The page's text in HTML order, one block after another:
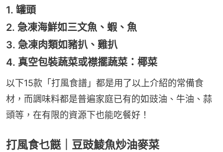
1. 罐頭
2. 急凍海鮮如三文魚、蝦、魚
3. 急凍肉類如豬扒、雞扒
4. 真空包裝蔬菜或襟擺蔬菜：椰菜
以下15款「打風食譜」都是用了以上介紹的常備食
材，而調味料都是普遍家庭已有的如豉油、牛油、蒜
頭等，在有限的資源下也能吃餐好！
打風食乜餸｜豆豉鯪魚炒油麥菜